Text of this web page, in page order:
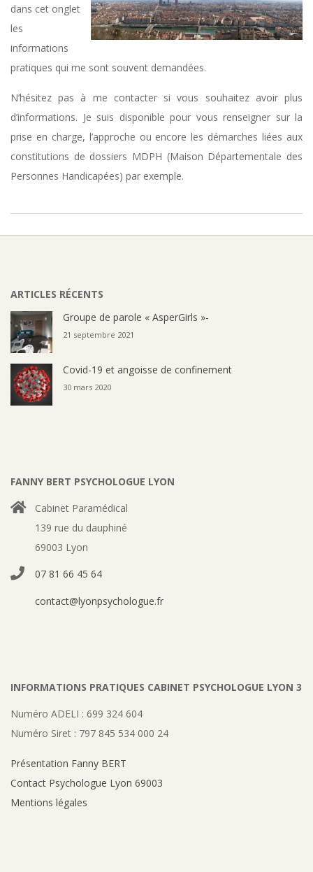
dans cet onglet
les
informations
pratiques qui me sont souvent demandées.
N’hésitez pas à me contacter si vous souhaitez avoir plus
d’informations. Je suis disponible pour vous renseigner sur la
prise en charge, l’approche ou encore les démarches liées aux
constitutions de dossiers MDPH (Maison Départementale des
Personnes Handicapées) par exemple.
ARTICLES RÉCENTS
Groupe de parole « AsperGirls »-
21 septembre 2021
Covid-19 et angoisse de confinement
30 mars 2020
FANNY BERT PSYCHOLOGUE LYON
Cabinet Paramédical
139 rue du dauphiné
69003 Lyon
07 81 66 45 64
contact@lyonpsychologue.fr
INFORMATIONS PRATIQUES CABINET PSYCHOLOGUE LYON 3
Numéro ADELI : 699 324 604
Numéro Siret : 797 845 534 000 24
Présentation Fanny BERT
Contact Psychologue Lyon 69003
Mentions légales